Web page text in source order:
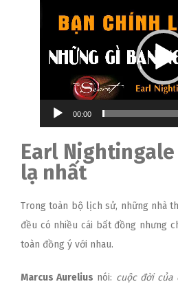
00:00
Earl
lạ nhất
Trong toàn bộ lịch sử, những nhà
đều có nhiều cái bất đồng nhưng
toàn đồng ý với nhau.
Marcus Aurelius nói: cuộc đời của